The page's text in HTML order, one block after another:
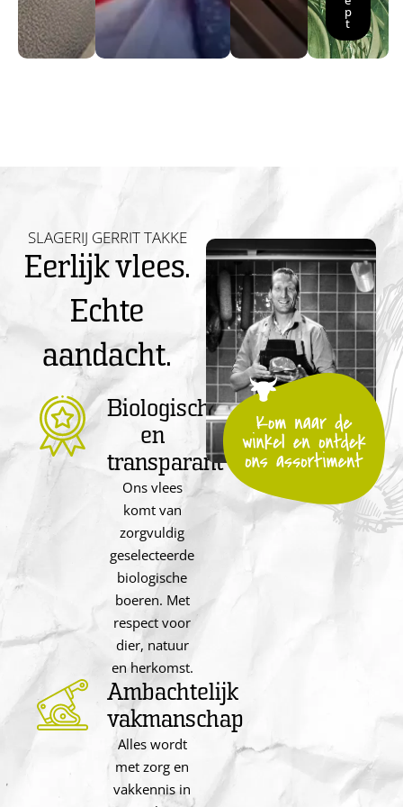
p
t
SLAGERIJ GERRIT TAKKE
Eerlijk vlees.
Echte
aandacht.
Biologisch
en
transparant
Ons vlees
komt van
zorgvuldig
geselecteerde
biologische
boeren. Met
respect voor
dier, natuur
en herkomst.
Ambachtelijk
vakmanschap
Alles wordt
met zorg en
vakkennis in